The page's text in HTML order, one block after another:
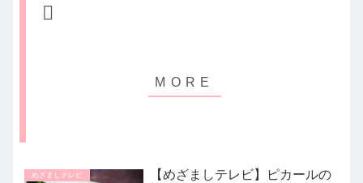
めざましテレビ
【めざましテレビ】ピカールの